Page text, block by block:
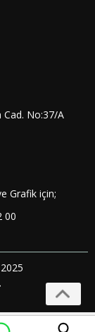
Cad. No:37/A
Grafik için;
00